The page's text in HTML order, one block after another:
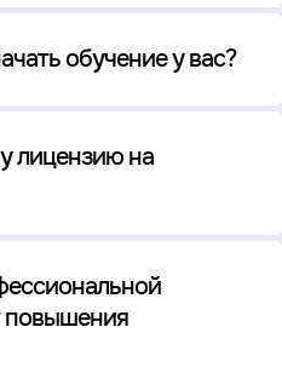
обучение у вас?
лицензию на
повышения